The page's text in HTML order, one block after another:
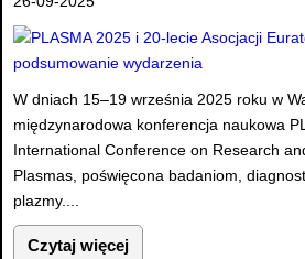
W dniach 15–19 września 2025 roku w
międzynarodowa konferencja naukowa
International Conference on Research
Plasmas, poświęcona badaniom,
plazmy....
Czytaj więcej